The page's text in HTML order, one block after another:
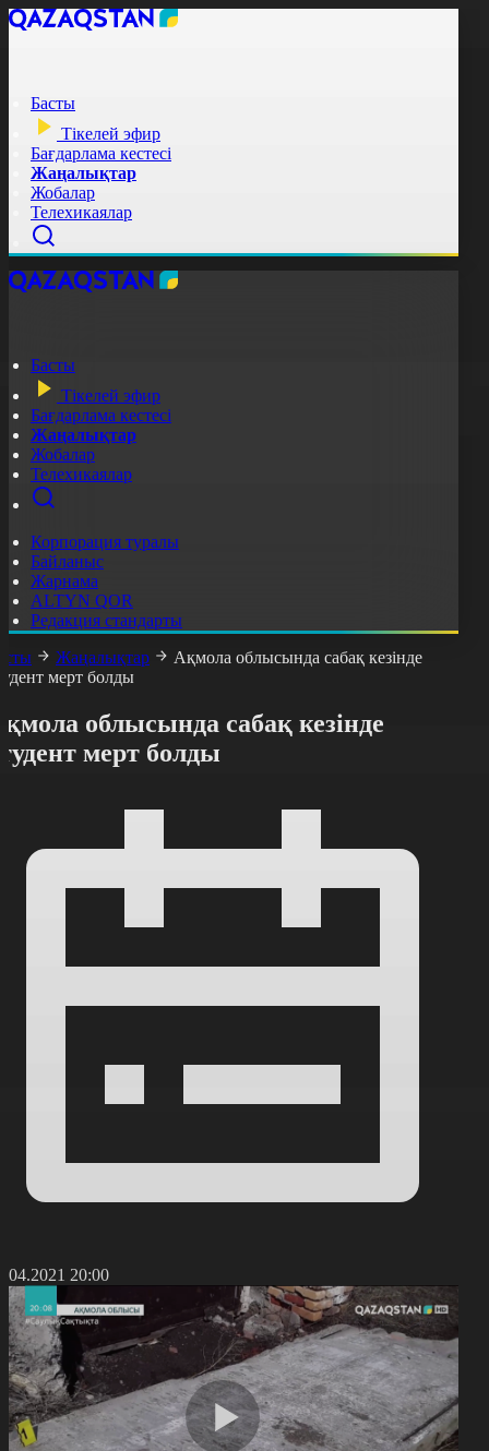
Басты
Тікелей эфир
Бағдарлама кестесі
Жаңалықтар
Жобалар
Телехикаялар
Басты
Тікелей эфир
Бағдарлама кестесі
Жаңалықтар
Жобалар
Телехикаялар
Корпорация туралы
Байланыс
Жарнама
ALTYN QOR
Редакция стандарты
Жаңалықтар
Ақмола облысында сабақ кезінде
мерт болды
облысында сабақ кезінде
мерт болды
20:00